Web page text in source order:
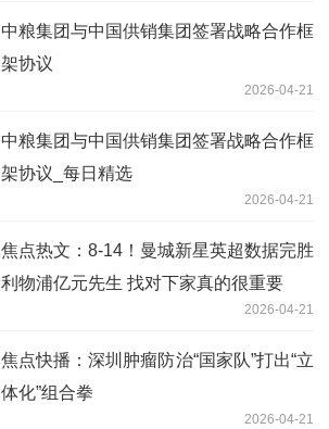
中粮集团与中国供销集团签署战略合作框
架协议
2026-04-21
中粮集团与中国供销集团签署战略合作框
架协议_每日精选
2026-04-21
焦点热文：8-14！曼城新星英超数据完胜
利物浦亿元先生 找对下家真的很重要
2026-04-21
焦点快播：深圳肿瘤防治“国家队”打出“立
体化”组合拳
2026-04-21